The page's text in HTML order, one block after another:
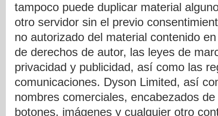
tampoco puede duplicar material
otro servidor sin el previo
no autorizado del material contenido
de derechos de autor, las leyes de
privacidad y publicidad, así como las
comunicaciones. Dyson Limited, así
nombres comerciales, encabezados
botones, imágenes y cualquier otro